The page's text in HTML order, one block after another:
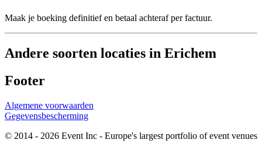
Maak je boeking definitief en betaal achteraf per factuur.
Andere soorten locaties in Erichem
Footer
Algemene voorwaarden
Gegevensbescherming
© 2014 - 2026 Event Inc - Europe's largest portfolio of event venues